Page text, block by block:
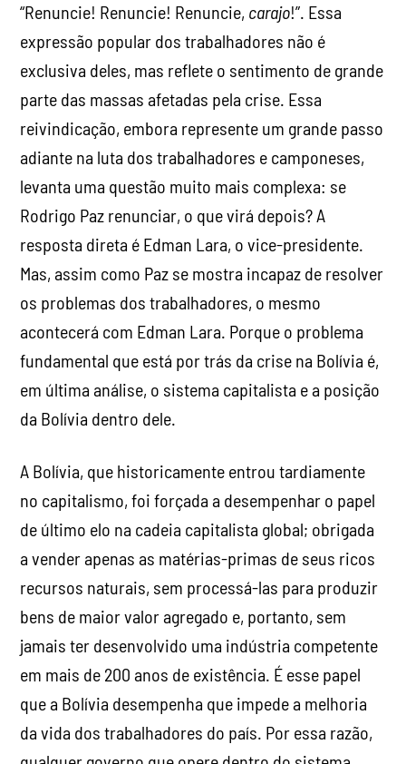
“Renuncie! Renuncie! Renuncie, carajo!”. Essa
expressão popular dos trabalhadores não é
exclusiva deles, mas reflete o sentimento de grande
parte das massas afetadas pela crise. Essa
reivindicação, embora represente um grande passo
adiante na luta dos trabalhadores e camponeses,
levanta uma questão muito mais complexa: se
Rodrigo Paz renunciar, o que virá depois? A
resposta direta é Edman Lara, o vice-presidente.
Mas, assim como Paz se mostra incapaz de resolver
os problemas dos trabalhadores, o mesmo
acontecerá com Edman Lara. Porque o problema
fundamental que está por trás da crise na Bolívia é,
em última análise, o sistema capitalista e a posição
da Bolívia dentro dele.
A Bolívia, que historicamente entrou tardiamente
no capitalismo, foi forçada a desempenhar o papel
de último elo na cadeia capitalista global; obrigada
a vender apenas as matérias-primas de seus ricos
recursos naturais, sem processá-las para produzir
bens de maior valor agregado e, portanto, sem
jamais ter desenvolvido uma indústria competente
em mais de 200 anos de existência. É esse papel
que a Bolívia desempenha que impede a melhoria
da vida dos trabalhadores do país. Por essa razão,